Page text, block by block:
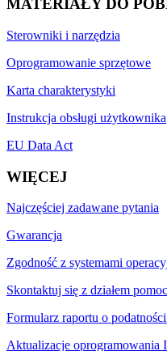
MATERIAŁY DO
Sterowniki i narzędzia
Oprogramowanie sprzętowe
Karta charakterystyki
Instrukcja obsługi użytkownika
EU Data Act
WIĘCEJ
Najczęściej zadawane pytania
Gwarancja
Zgodność z systemami
Skontaktuj się z działem
Formularz raportu o
Aktualizacje oprogramowania